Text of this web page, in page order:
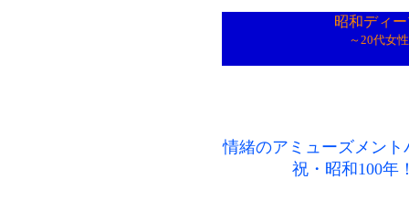
昭和ディ
～20代女
情緒のアミューズメント
祝・昭和100年